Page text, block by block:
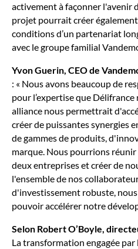
activement à façonner l'avenir
projet pourrait créer
conditions d’un partenariat
avec le groupe familial
Yvon Guerin, CEO de
: « Nous avons beaucoup de
pour l’expertise que
alliance nous permettrait
créer de puissantes synergies
de gammes de produits,
marque. Nous pourrions
deux entreprises et créer de
l'ensemble de nos
d'investissement robuste,
pouvoir accélérer notre
Selon Robert O’Boyle,
La transformation engagée